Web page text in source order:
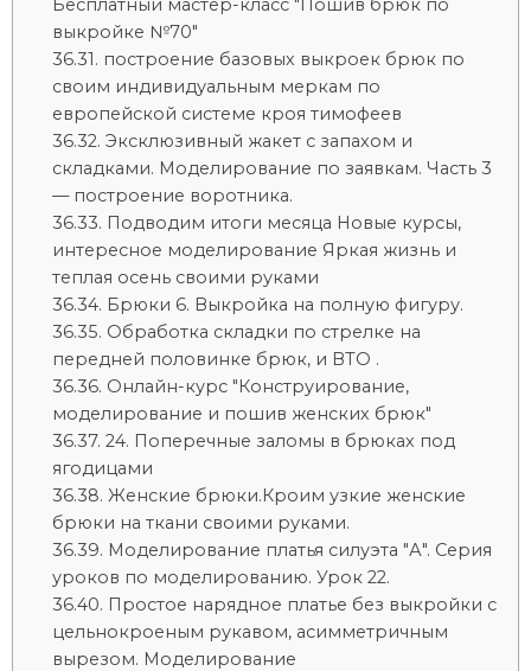
Бесплатный мастер-класс "Пошив брюк по
выкройке №70"
построение базовых выкроек брюк по
своим индивидуальным меркам по
европейской системе кроя тимофеев
Эксклюзивный жакет с запахом и
складками. Моделирование по заявкам. Часть 3
— построение воротника.
Подводим итоги месяца Новые курсы,
интересное моделирование Яркая жизнь и
теплая осень своими руками
Брюки 6. Выкройка на полную фигуру.
Обработка складки по стрелке на
передней половинке брюк, и ВТО .
Онлайн-курс "Конструирование,
моделирование и пошив женских брюк"
24. Поперечные заломы в брюках под
ягодицами
Женские брюки.Кроим узкие женские
брюки на ткани своими руками.
Моделирование платья силуэта "А". Серия
уроков по моделированию. Урок 22.
Простое нарядное платье без выкройки с
цельнокроеным рукавом, асимметричным
вырезом. Моделирование